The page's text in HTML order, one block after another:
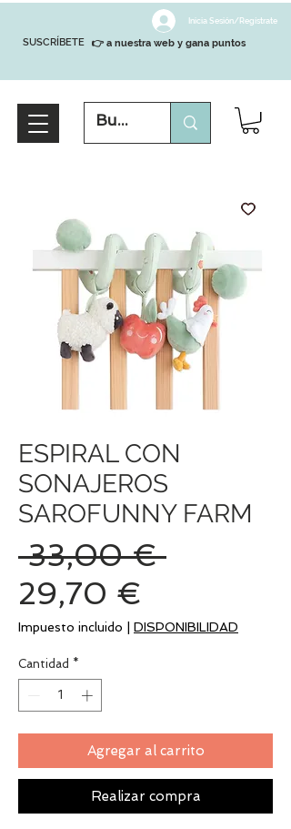
SUSCRÍBETE
Inicia Sesión/Regístrate
👉 a nuestra web y gana puntos
ESPIRAL CON
SONAJEROS
SAROFUNNY FARM
33,00 € Precio
29,70 €
de
Impuesto incluido DISPONIBILIDAD
Cantidad *
Agregar al carrito
Realizar compra